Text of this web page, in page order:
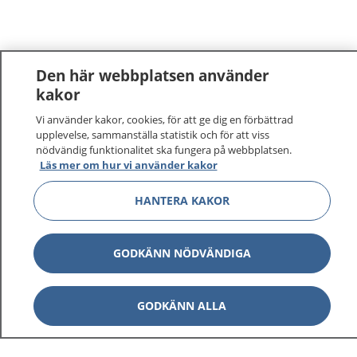
1177–tryggt om din hälsa och vård
På 1177.se får du råd om hälsa och information om
sjukdomar och vilka mottagningar du kan kontakta.
Logga in för att läsa din journal och göra dina
vårdärenden. Ring telefonnummer 1177 för
sjukvårdsrådgivning dygnet runt.
1177 ger dig råd när du vill må bättre.
Den här webbplatsen använder
kakor
Vi använder kakor, cookies, för att ge dig en förbättrad
upplevelse, sammanställa statistik och för att viss
nödvändig funktionalitet ska fungera på webbplatsen.
Läs mer om hur vi använder kakor
HANTERA KAKOR
GODKÄNN NÖDVÄNDIGA
GODKÄNN ALLA